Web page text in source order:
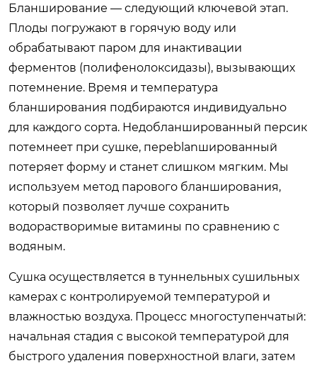
Бланширование — следующий ключевой этап.
Плоды погружают в горячую воду или
обрабатывают паром для инактивации
ферментов (полифенолоксидазы), вызывающих
потемнение. Время и температура
бланширования подбираются индивидуально
для каждого сорта. Недобланшированный персик
потемнеет при сушке, переblanшированный
потеряет форму и станет слишком мягким. Мы
используем метод парового бланширования,
который позволяет лучше сохранить
водорастворимые витамины по сравнению с
водяным.
Сушка осуществляется в туннельных сушильных
камерах с контролируемой температурой и
влажностью воздуха. Процесс многоступенчатый:
начальная стадия с высокой температурой для
быстрого удаления поверхностной влаги, затем